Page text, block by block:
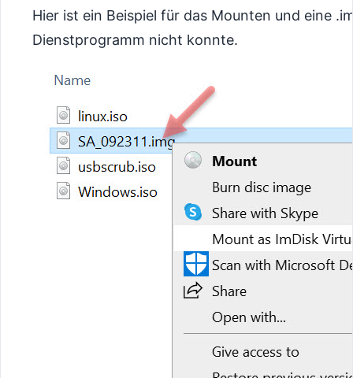
Hier ist ein Beispiel für das Mounten und eine
Dienstprogramm nicht konnte.